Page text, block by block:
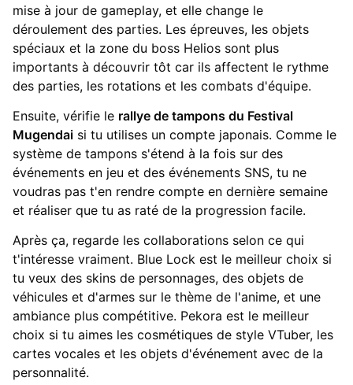
mise à jour de gameplay, et elle change le
déroulement des parties. Les épreuves, les objets
spéciaux et la zone du boss Helios sont plus
importants à découvrir tôt car ils affectent le rythme
des parties, les rotations et les combats d'équipe.
Ensuite, vérifie le rallye de tampons du Festival
Mugendai si tu utilises un compte japonais. Comme le
système de tampons s'étend à la fois sur des
événements en jeu et des événements SNS, tu ne
voudras pas t'en rendre compte en dernière semaine
et réaliser que tu as raté de la progression facile.
Après ça, regarde les collaborations selon ce qui
t'intéresse vraiment. Blue Lock est le meilleur choix si
tu veux des skins de personnages, des objets de
véhicules et d'armes sur le thème de l'anime, et une
ambiance plus compétitive. Pekora est le meilleur
choix si tu aimes les cosmétiques de style VTuber, les
cartes vocales et les objets d'événement avec de la
personnalité.